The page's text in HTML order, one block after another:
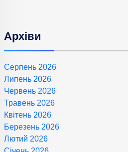
Архіви
Серпень 2026
Липень 2026
Червень 2026
Травень 2026
Квітень 2026
Березень 2026
Лютий 2026